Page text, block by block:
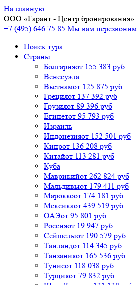
На главную
ООО «Гарант - Центр бронирования»
+7 (495) 646 75 85 Мы вам перезвоним
Поиск тура
Cтраны
Болгарияот 155 383 руб
Венесуэла
Вьетнамот 125 875 руб
Грецияот 137 392 руб
Грузияот 89 396 руб
Египетот 95 793 руб
Израиль
Индонезияот 152 501 руб
Кипрот 136 208 руб
Китайот 113 281 руб
Куба
Маврикийот 262 824 руб
Мальдивыот 179 411 руб
Мароккоот 174 181 руб
Мексикаот 439 519 руб
ОАЭот 95 801 руб
Россияот 19 947 руб
Сейшелыот 190 579 руб
Таиландот 114 345 руб
Танзанияот 165 536 руб
Тунисот 118 038 руб
Турцияот 79 832 руб